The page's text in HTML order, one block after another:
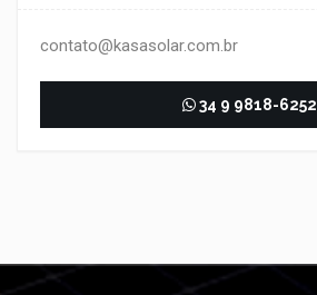
contato@kasasolar.com.br
34 9 9818-6252